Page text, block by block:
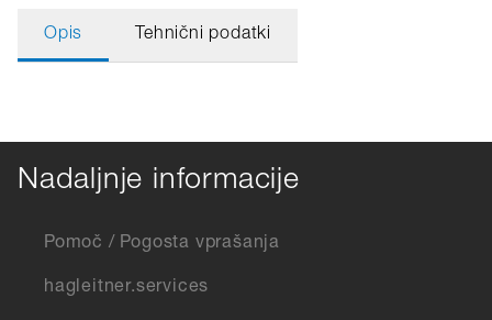
Opis Tehnični podatki
Nadaljnje informacije
Pomoč / Pogosta vprašanja
hagleitner.services